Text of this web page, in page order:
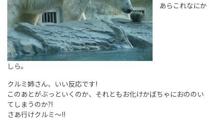
あらこれなにか
しら。
クルミ姉さん、いい反応です!
このあとがぶっといくのか、それともお化けかぼちゃにおののい
てしまうのか?!
さあ行けクルミ～!!